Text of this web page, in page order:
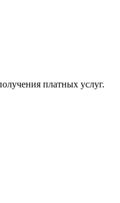
платных услуг.